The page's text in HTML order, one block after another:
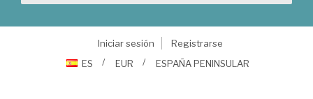
Iniciar sesión
Registrarse
ES
EUR ESPAÑA PENINSULAR